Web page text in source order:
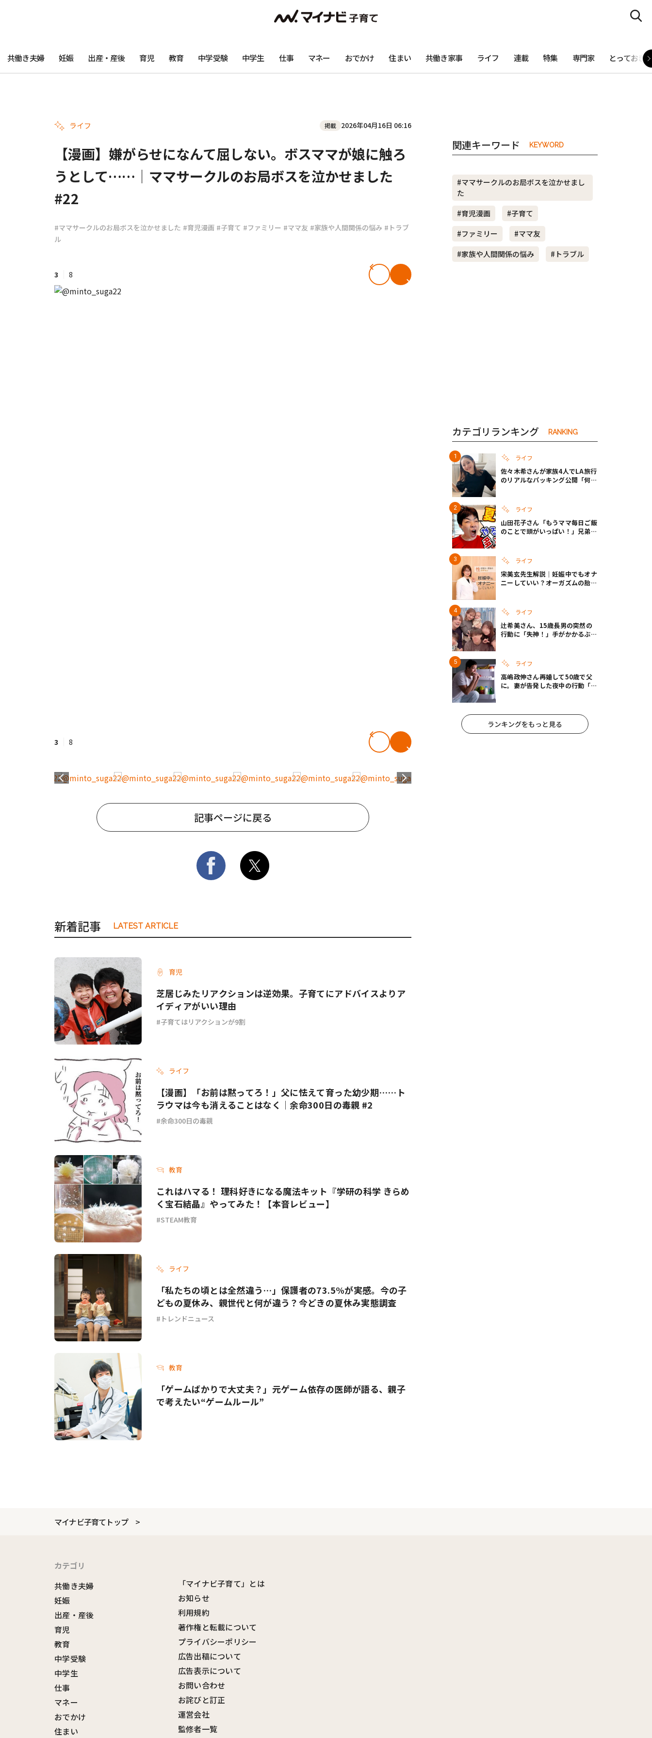
#共働き夫婦 #産休 #育休
#渡邊大地の令和的ワーパパ道 #マタニティニュース
共働き夫婦 妊娠 出産・産後 育児 教育 中学受験 中学生 仕事 マネー おでかけ 住まい 共働き家事 ライフ 連載 特集 専門家 とっておき
ライフ 掲載 2026年04月16日 06:16
【漫画】嫌がらせになんて屈しない。ボスママが娘に触ろ
うとして……｜ママサークルのお局ボスを泣かせました
#22
#ママサークルのお局ボスを泣かせました #育児漫画 #子育て #ファミリー #ママ友 #家族や人間関係の悩み #トラブ
ル
3 8
3 8
記事ページに戻る
新着記事 LATEST ARTICLE
育児
芝居じみたリアクションは逆効果。子育てにアドバイスよりア
イディアがいい理由
子育てはリアクションが9割
ライフ
【漫画】「お前は黙ってろ！」父に怯えて育った幼少期……ト
ラウマは今も消えることはなく｜余命300日の毒親 #2
余命300日の毒親
教育
これはハマる！ 理科好きになる魔法キット『学研の科学 きらめ
く宝石結晶』やってみた！【本音レビュー】
STEAM教育
ライフ
「私たちの頃とは全然違う…」保護者の73.5%が実感。今の子
どもの夏休み、親世代と何が違う？今どきの夏休み実態調査
トレンドニュース
教育
「ゲームばかりで大丈夫？」元ゲーム依存の医師が語る、親子
で考えたい“ゲームルール”
関連キーワード KEYWORD
#ママサークルのお局ボスを泣かせまし
た
#育児漫画
#子育て
#ファミリー
#ママ友
#家族や人間関係の悩み
#トラブル
カテゴリランキング RANKING
ライフ
佐々木希さんが家族4人でLA旅行
のリアルなパッキング公開「何が
ライフ
山田花子さん「もうママ毎日ご飯
のことで頭がいっぱい！」兄弟夏
ライフ
宋美玄先生解説｜妊娠中でもオナ
ニーしていい？オーガズムの胎児
ライフ
辻希美さん、15歳長男の突然の
行動に「失神！」手がかかるぶん
ライフ
高嶋政伸さん再婚して50歳で父
に。妻が告発した夜中の行動「こ
ランキングをもっと見る
マイナビ子育てトップ
カテゴリ
共働き夫婦
妊娠
出産・産後
育児
教育
中学受験
中学生
仕事
マネー
おでかけ
住まい
「マイナビ子育て」とは
お知らせ
利用規約
著作権と転載について
プライバシーポリシー
広告出稿について
広告表示について
お問い合わせ
お詫びと訂正
運営会社
監修者一覧